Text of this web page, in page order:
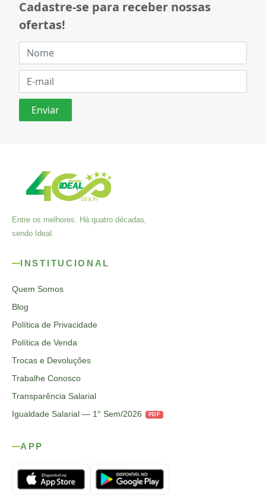
Cadastre-se para receber nossas
ofertas!
Entre os melhores. Há quatro décadas,
sendo Ideal.
INSTITUCIONAL
Quem Somos
Blog
Política de Privacidade
Política de Venda
Trocas e Devoluções
Trabalhe Conosco
Transparência Salarial
Igualdade Salarial — 1° Sem/2026
PDF
APP